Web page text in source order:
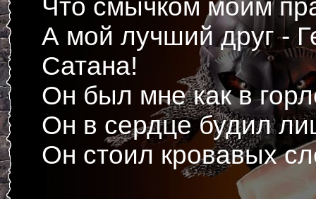
Что смычком моим
А мой лучший друг -
Сатана!
Он был мне как в
Он в сердце будил
Он стоил кровавых